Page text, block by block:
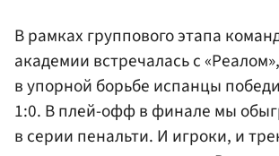
В рамках группового этапа
академии встречалась с
в упорной борьбе испанцы
1:0. В плей-офф в финале мы
в серии пенальти. И игроки, и